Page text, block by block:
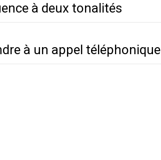
à deux tonalités
à un appel téléphonique